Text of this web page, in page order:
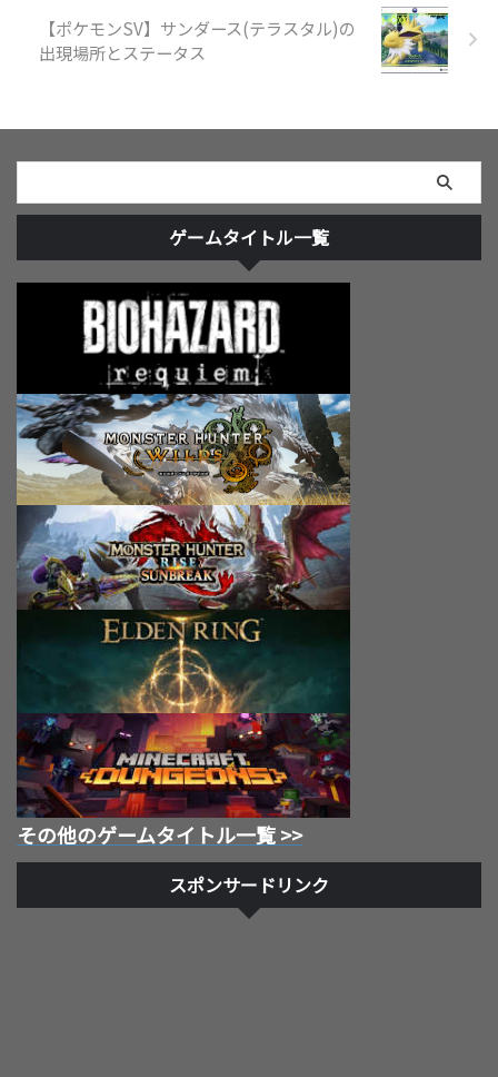
【ポケモンSV】サンダース(テラスタル)の
出現場所とステータス
ゲームタイトル一覧
その他のゲームタイトル一覧 >>
スポンサードリンク